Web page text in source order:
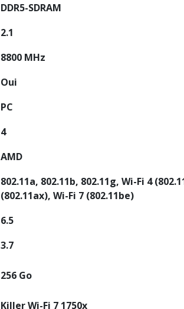
DDR5-SDRAM
2.1
8800 MHz
Oui
PC
4
AMD
802.11a, 802.11b, 802.11g, Wi-Fi 4
(802.11ax), Wi-Fi 7 (802.11be)
6.5
3.7
256 Go
Killer Wi-Fi 7 1750x